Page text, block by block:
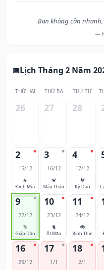
Bạn không cần
—
Lịch Tháng 2 Năm
THỨ HAI THỨ BA THỨ TƯ
26 27 28
2
15/12
🐐
Đinh Mùi
3
16/12
🐒
Mậu Thân
4
17/12
🐓
Kỷ Dậu
9
22/12
🐅
Giáp Dần
10
23/12
🐈
Ất Mão
11
24/12
🐉
Bính Thìn
16
29/12
17
1/1
18
2/1